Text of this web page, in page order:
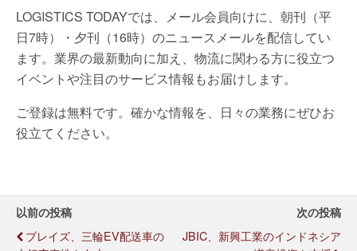
LOGISTICS TODAYでは、メール会員向けに、朝刊（平
日7時）・夕刊（16時）のニュースメールを配信してい
ます。業界の最新動向に加え、物流に関わる方に役立つ
イベントや注目のサービス情報もお届けします。
ご登録は無料です。確かな情報を、日々の業務にぜひお
役立てください。
以前の投稿
ブレイズ、三輪EV配送車の
次の投稿
JBIC、新興工業のインドネシア